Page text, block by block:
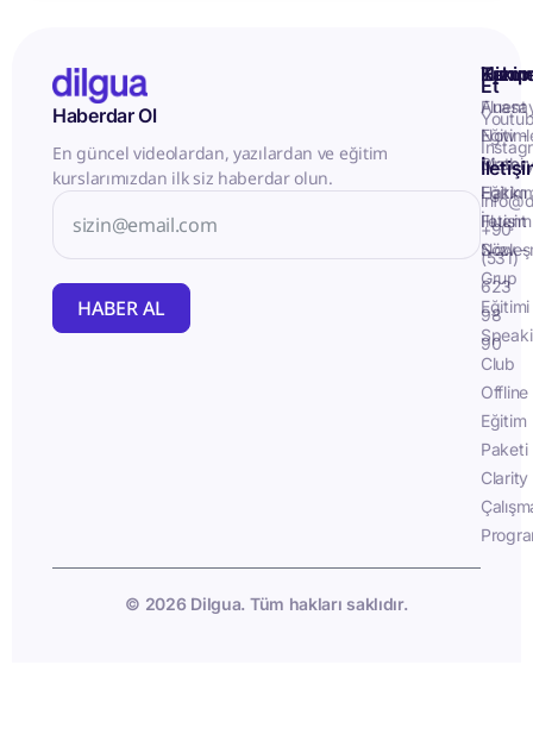
Haberdar Ol
En güncel videolardan, yazılardan ve eğitim
kurslarımızdan ilk siz haberdar olun.
HABER AL
İletişim
Fluent
Now -
Birebir
Eğitim
Fluent
Now -
Grup
Eğitimi
Club
Offline
Eğitim
Paketi
Clarity
Takip
Et
+90
(531)
623
98
90
© 2026 Dilgua. Tüm hakları saklıdır.